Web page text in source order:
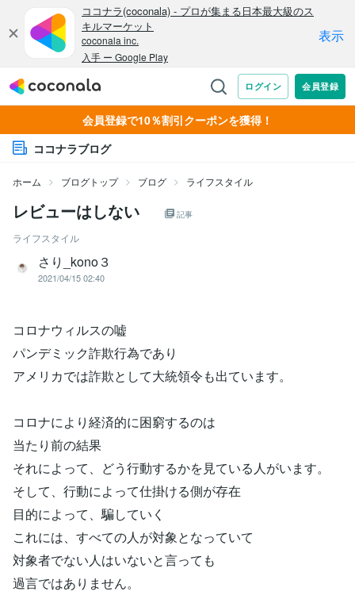
会員登録で10％割引クーポンを獲得！
ココナラブログ
ホーム ブログトップ ブログ ライフスタイル
レビューはしない 記事
ライフスタイル
さり_kono３
2021/04/15 02:40
コロナウィルスの嘘
パンデミック詐欺行為であり
アメリカでは詐欺として大統領令も出ています。
コロナにより経済的に困窮するのは
当たり前の結果
それによって、どう行動するかを見ている人がいます。
そして、行動によって仕掛ける側が存在
目的によって、騙していく
これには、すべての人が対象となっていて
対象者でない人はいないと言っても
過言ではありません。